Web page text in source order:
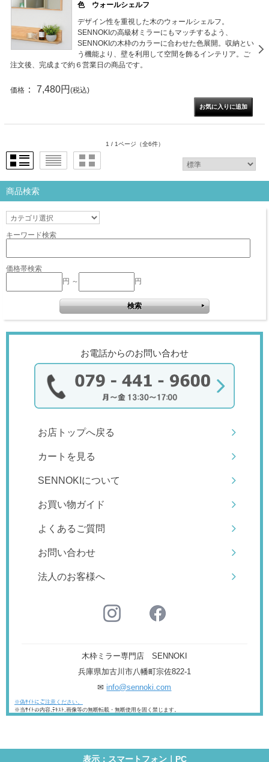
色 ウォールシェルフ
デザイン性を重視した木のウォールシェルフ。
SENNOKIの高級材ミラーにもマッチするよう、
SENNOKIの木枠のカラーに合わせた色展開。収納とい
う機能より、壁を利用して空間を飾るインテリア。ご
注文後、完成まで約６営業日の商品です。
価格 ： 7,480円 (税込)
1 / 1ページ （全6件）
商品検索
キーワード検索
価格帯検索
円 ～
円
お電話からのお問い合わせ
お店トップへ戻る
カートを見る
SENNOKIについて
お買い物ガイド
よくあるご質問
お問い合わせ
法人のお客様へ
木枠ミラー専門店 SENNOKI
兵庫県加古川市八幡町宗佐822-1
✉info@sennoki.com
※偽ｻｲﾄにご注意ください。
※当ｻｲﾄの内容,ﾃｷｽﾄ,画像等の無断転載・無断使用を固く禁じます。
表示：スマートフォン｜ PC